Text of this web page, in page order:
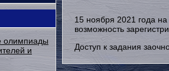
олимпиады
и
15 ноября 2021 года
возможность
Доступ к задания